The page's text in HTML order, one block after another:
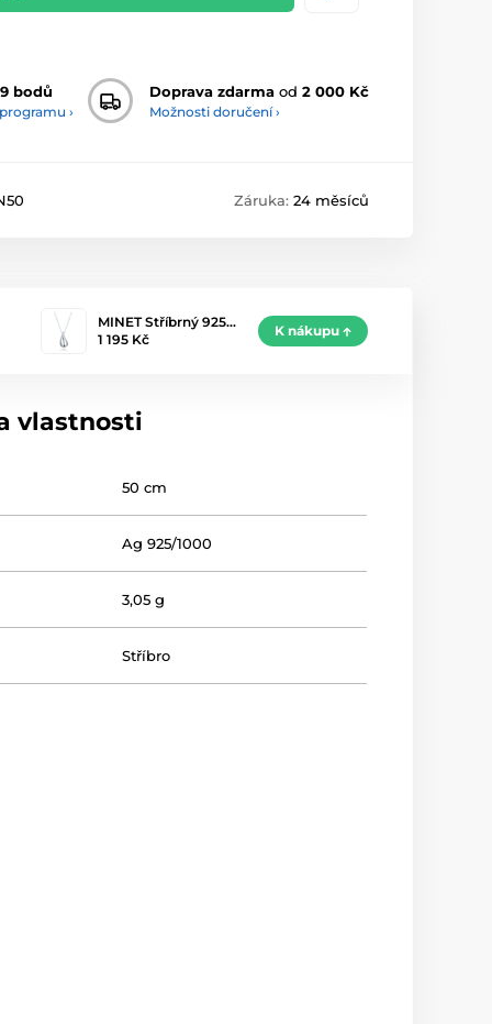
bodů
›
Doprava zdarma od 2 000 Kč
Možnosti doručení ›
Záruka: 24 měsíců
MINET Stříbrný 925…
1 195 Kč
K nákupu
vlastnosti
50 cm
Ag 925/1000
3,05 g
Stříbro